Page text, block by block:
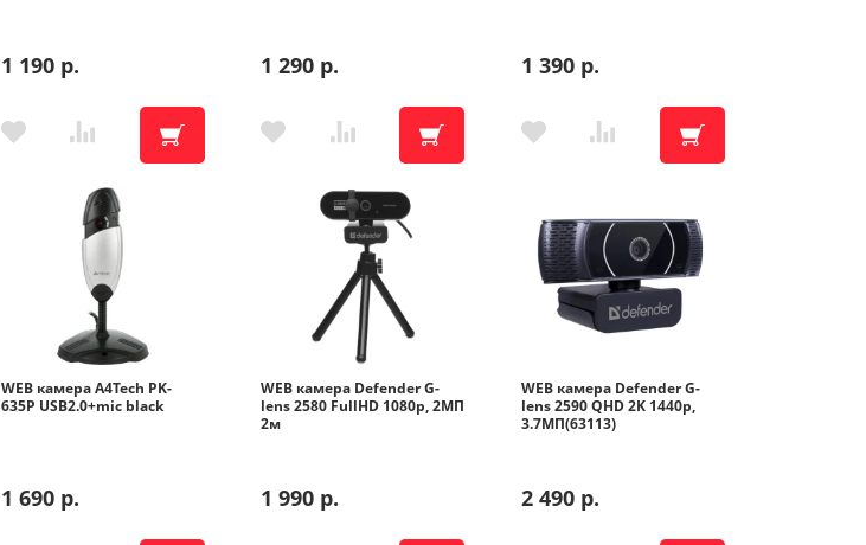
ул. Ленина, 45-Б Бытовая техника
ул. Ленина, 45-Б Цифровая техника
ул. Б. Хмельницкого, 36
ул. Ленина, 60
1 190 р. 1 290 р. 1 390 р.
WEB камера A4Tech PK-
635P USB2.0+mic black
1 690 р.
WEB камера Defender G-
lens 2580 FullHD 1080p, 2МП
2м
1 990 р.
WEB камера Defender G-
lens 2590 QHD 2K 1440p,
3.7МП(63113)
2 490 р.